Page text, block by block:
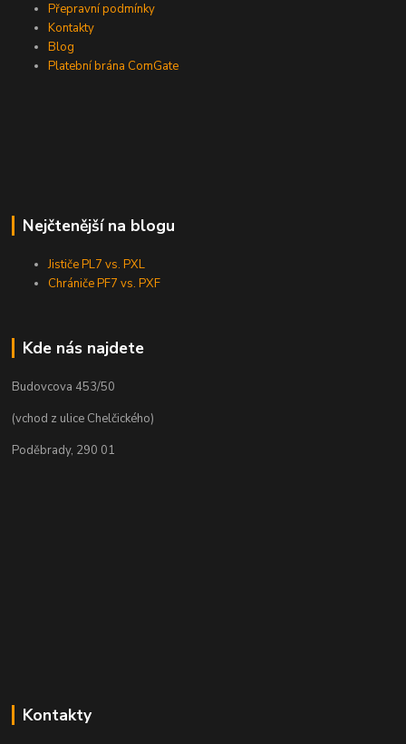
Přepravní podmínky
Kontakty
Blog
Platební brána ComGate
Nejčtenější na blogu
Jističe PL7 vs. PXL
Chrániče PF7 vs. PXF
Kde nás najdete
Budovcova 453/50
(vchod z ulice Chelčického)
Poděbrady, 290 01
Kontakty